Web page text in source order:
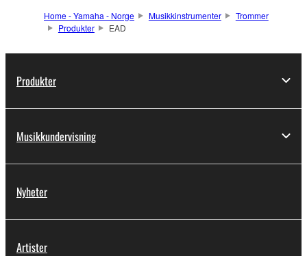
Home - Yamaha - Norge Musikkinstrumenter
Trommer
Produkter
EAD
Produkter
Musikkundervisning
Nyheter
Artister